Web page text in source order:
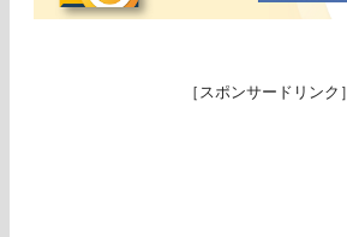
［スポンサードリンク］